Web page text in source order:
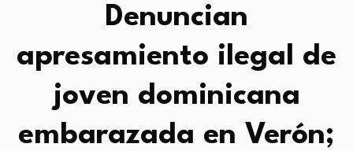
Denuncian
apresamiento ilegal de
joven dominicana
embarazada en Verón;